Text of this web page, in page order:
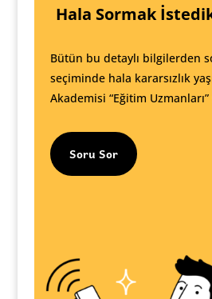
Hala Sormak
Bütün bu detaylı bilgilerden
seçiminde hala kararsızlık
Akademisi “Eğitim
Soru Sor